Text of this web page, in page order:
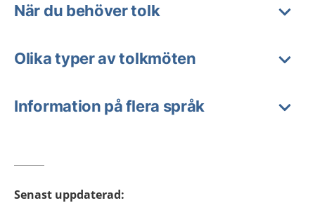
När du behöver tolk
Olika typer av tolkmöten
Information på flera språk
Senast uppdaterad: